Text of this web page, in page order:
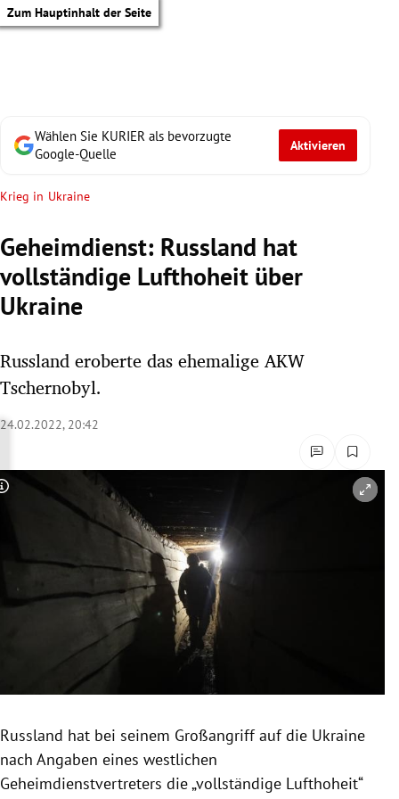
Zum Hauptinhalt der Seite
Untermenü
Untermenü
Untermenü
Untermenü
Untermenü
Wählen Sie KURIER als bevorzugte
Google-Quelle
Aktivieren
Krieg in Ukraine
Geheimdienst: Russland hat
vollständige Lufthoheit über
Ukraine
Russland eroberte das ehemalige AKW
Tschernobyl.
24.02.2022, 20:42
Copyright-Hinweis öffnen/schließen
Russland hat bei seinem Großangriff auf die Ukraine
nach Angaben eines westlichen
Geheimdienstvertreters die „vollständige Lufthoheit“